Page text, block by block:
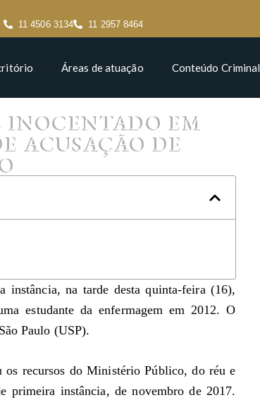
11 4506 3134 11 2957 8464
Áreas de atuação Conteúdo Criminal
INOCENTADO EM
ACUSAÇÃO DE
instância, na tarde desta quinta-feira (16),
estudante da enfermagem em 2012. O
Paulo (USP).
recursos do Ministério Público, do réu e
primeira instância, de novembro de 2017.